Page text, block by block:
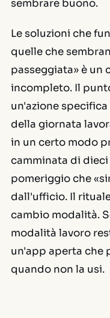
sembrare buono.
Le soluzioni che
quelle che
passeggiata» è un
incompleto. Il
un'azione
della giornata
in un certo modo
camminata di
pomeriggio che
dall'ufficio. Il
cambio modalità.
modalità lavoro
un'app aperta che
quando non la usi.